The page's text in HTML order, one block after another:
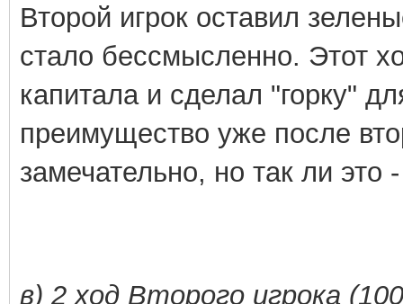
Второй игрок оставил
стало бессмысленно. Этот
капитала и сделал "горку"
преимущество уже после
замечательно, но так ли это
в) 2 ход Второго игрока